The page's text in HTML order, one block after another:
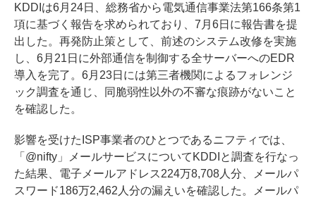
KDDIは6月24日、総務省から電気通信事業法第166条第1
項に基づく報告を求められており、7月6日に報告書を提
出した。再発防止策として、前述のシステム改修を実施
し、6月21日に外部通信を制御する全サーバーへのEDR
導入を完了。6月23日には第三者機関によるフォレンジ
ック調査を通じ、同脆弱性以外の不審な痕跡がないこと
を確認した。
影響を受けたISP事業者のひとつであるニフティでは、
「@nifty」メールサービスについてKDDIと調査を行なっ
た結果、電子メールアドレス224万8,708人分、メールパ
スワード186万2,462人分の漏えいを確認した。メールパ